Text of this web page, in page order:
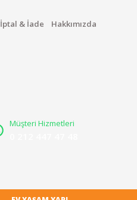
İptal & İade Hakkımızda
Müşteri Hizmetleri